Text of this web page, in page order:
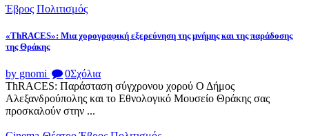
Έβρος Πολιτισμός
«ThRACES»: Μια χορογραφική εξερεύνηση της μνήμης και της παράδοσης
της Θράκης
by gnomi 0Σχόλια
ThRACES: Παράσταση σύγχρονου χορού Ο Δήμος
Αλεξανδρούπολης και το Εθνολογικό Μουσείο Θράκης σας
προσκαλούν στην ...